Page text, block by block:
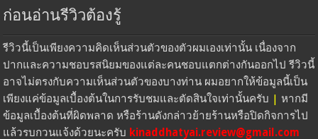
ก่อนอ่านรีวิวต้องรู้
รีวิวนี้เป็นเพียงความคิดเห็นส่วนตัวของตัวผมเองเท่านั้น เนื่องจาก
ปากและความชอบรสนิยมของแต่ละคนชอบแตกต่างกันออกไป รีวิวนี้
อาจไม่ตรงกับความเห็นส่วนตัวของบางท่าน ผมอยากให้ข้อมูลนี้เป็น
เพียงแค่ข้อมูลเบื้องต้นในการรับชมและตัดสินใจเท่านั้นครับ | หากมี
ข้อมูลเบื้องต้นที่ผิดพลาด หรือร้านดังกล่าวย้ายร้านหรือปิดกิจการไป
แล้วรบกวนแจ้งด้วยนะครับ kinaddhatyai.review@gmail.com